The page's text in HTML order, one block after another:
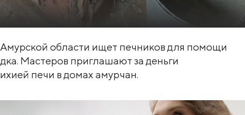
области ищет печников для помощи
Мастеров приглашают за деньги
печи в домах амурчан.